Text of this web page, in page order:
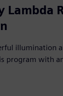
Lambda
illumination
program with